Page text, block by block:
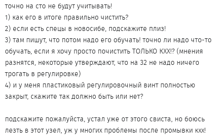
точно на сто не будут учитывать!
1) как его в итоге правильно чистить?
2) если есть спецы в новосибе, подскажите плиз!
3) там пишут, что потом надо его обучать! точно ли надо что-то
обучать, если я хочу просто почистить ТОЛЬКО КХХ!? (мнения
разнятся, некоторые утверждают, что на 32 не надо ничего
трогать в регулировке)
4) и у меня пластиковый регулировочный винт полностью
закрыт, скажите так должно быть или нет?
подскажите пожалуйста, устал уже от этого свиста, но боюсь
лезть в этот узел, уж у многих проблемы после промывки кхх!